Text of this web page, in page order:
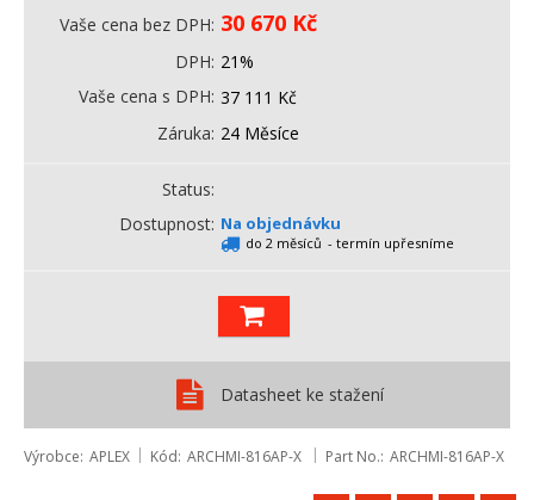
Vaše cena bez DPH 30 670 Kč
DPH 21%
Vaše cena s DPH 37 111 Kč
Záruka 24 Měsíce
Status
Dostupnost Na objednávku
do 2 měsíců - termín upřesníme
Datasheet ke stažení
Výrobce APLEX Kód ARCHMI-816AP-X Part No. ARCHMI-816AP-X